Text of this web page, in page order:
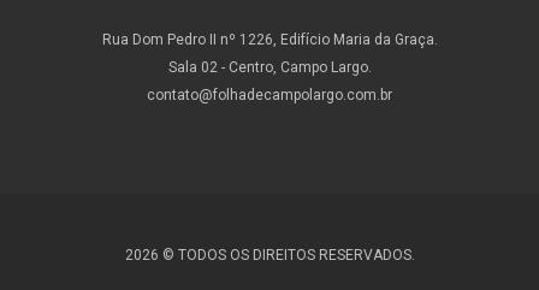
Rua Dom Pedro II nº 1226, Edifício Maria da Graça.
Sala 02 - Centro, Campo Largo.
contato@folhadecampolargo.com.br
2026 © TODOS OS DIREITOS RESERVADOS.